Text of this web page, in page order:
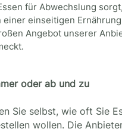
für Abwechslung
einer einseitigen
Angebot unserer
oder ab und zu
Sie selbst, wie oft Sie
wollen. Die